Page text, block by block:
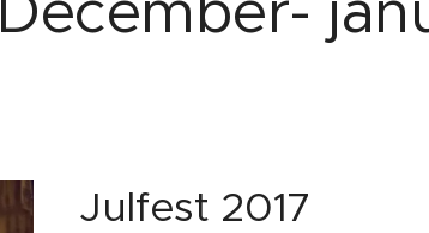
Julfest 2017